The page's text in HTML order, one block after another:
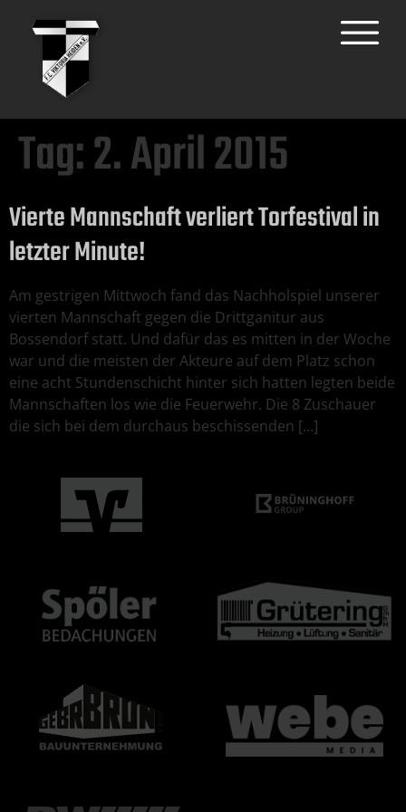
Tag:2. April 2015
Vierte Mannschaft verliert Torfestival in
letzter Minute!
Am gestrigen Mittwoch fand das Nachholspiel unserer
vierten Mannschaft gegen die Drittganitur aus
Bossendorf statt. Und dafür das es mitten in der Woche
war und die meisten der Akteure auf dem Platz schon
eine acht Stundenschicht hinter sich hatten legten beide
Mannschaften los wie die Feuerwehr. Die 8 Zuschauer
die sich bei dem durchaus beschissenden […]